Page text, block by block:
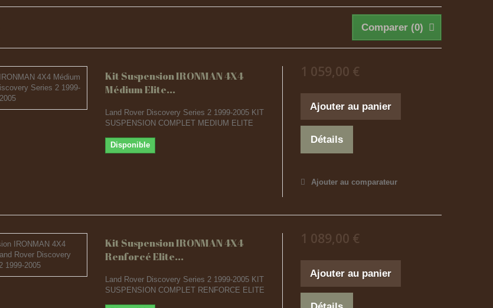
Comparer (0)
Kit Suspension IRONMAN 4X4
Médium Elite...
Land Rover Discovery Series 2 1999-2005 KIT
SUSPENSION COMPLET MEDIUM ELITE
Disponible
1 059,00 €
Ajouter au panier
Détails
Ajouter au comparateur
Kit Suspension IRONMAN 4X4
Renforcé Elite...
Land Rover Discovery Series 2 1999-2005 KIT
SUSPENSION COMPLET RENFORCE ELITE
1 089,00 €
Ajouter au panier